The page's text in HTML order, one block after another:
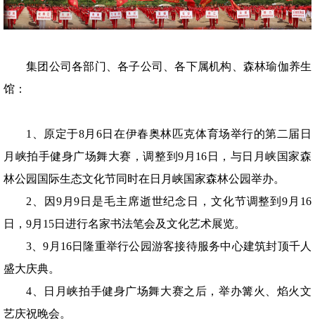
集团公司各部门、各子公司、各下属机构、森林瑜伽养生
馆：
1、原定于8月 6日在伊春奥林匹克体育场举行的第二届日
月峡拍手健身广场舞大赛，调整到9 月 16 日，与日月峡国家森
林公园国际生态文化节同时在日月峡国家森林公园举办。
2、因 9月9 日是毛主席逝世纪念日，文化节调整到9 月 16
日， 9月 15日进行名家书法笔会及文化艺术展览。
3、9 月 16日隆重举行公园游客接待服务中心建筑封顶千人
盛大庆典。
4、日月峡拍手健身广场舞大赛之后，举办篝火、焰火文
艺庆祝晚会。